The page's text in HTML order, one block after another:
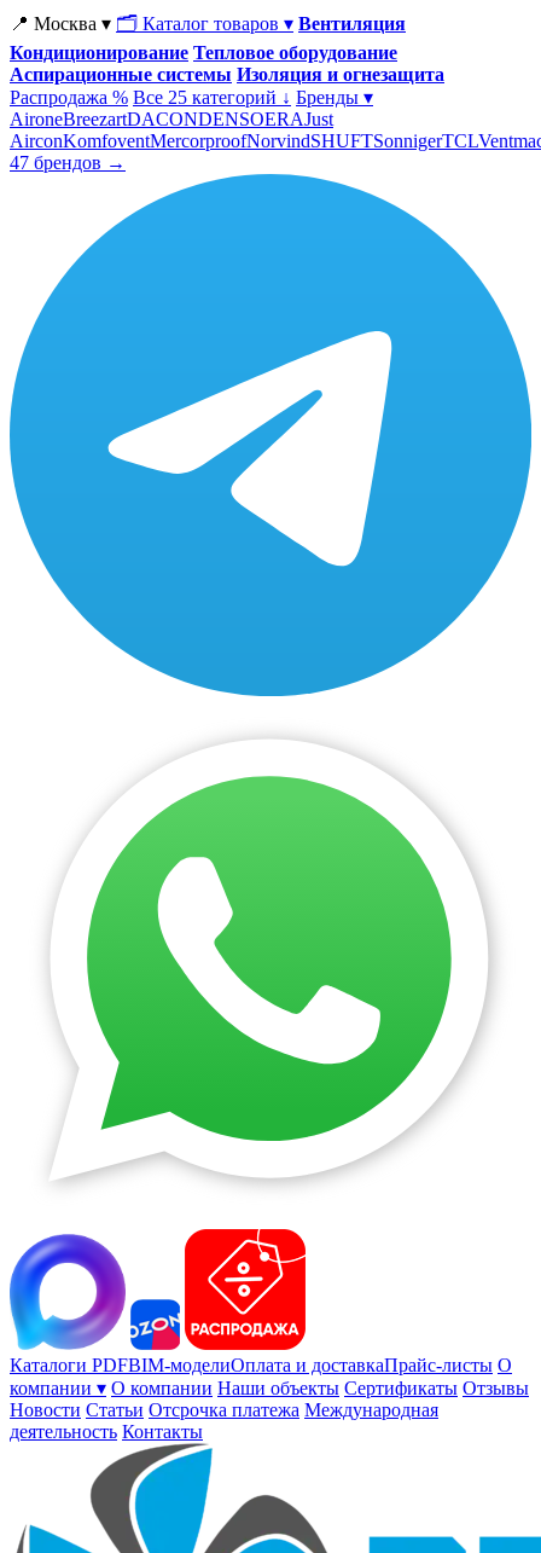
📍 Москва ▾ 🗂 Каталог товаров ▾ Вентиляция
Кондиционирование Тепловое оборудование
Аспирационные системы Изоляция и огнезащита
Распродажа % Все 25 категорий ↓ Бренды ▾
AironeBreezartDACONDENSOERAJust
AirconKomfoventMercorproofNorvindSHUFTSonnigerTCL
47 брендов →
Каталоги PDFBIM-моделиОплата и доставкаПрайс-листы О
компании ▾ О компании Наши объекты Сертификаты Отзывы
Новости Статьи Отсрочка платежа Международная
деятельность Контакты